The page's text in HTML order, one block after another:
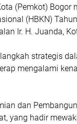
(Pemkot) Bogor
(HBKN)
Ir. H. Juanda,
strategis
mengalami
dan
yang hadir